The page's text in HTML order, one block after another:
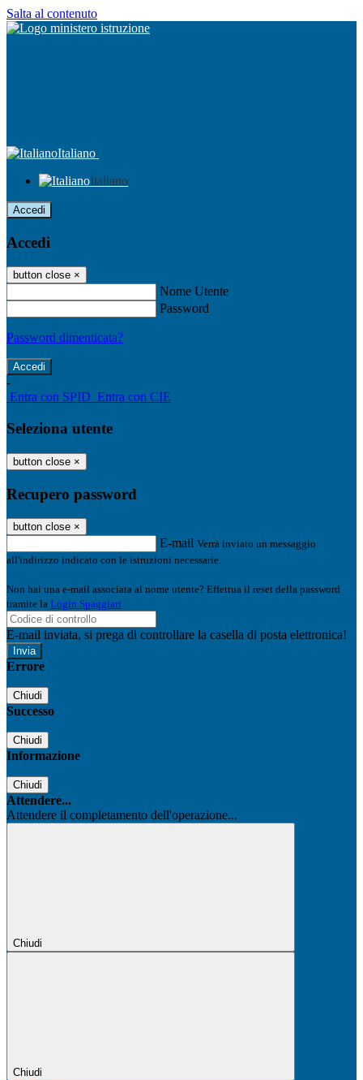
Salta al contenuto
Italiano
Italiano
Accedi
Accedi
button close ×
Nome Utente
Password
Password dimenticata?
-
Entra con SPID Entra con CIE
Seleziona utente
button close ×
Recupero password
button close ×
E-mail Verrà inviato un messaggio
all'indirizzo indicato con le istruzioni necessarie.
Non hai una e-mail associata al nome utente? Effettua il reset della password
tramite la Login Spaggiari
E-mail inviata, si prega di controllare la casella di posta elettronica!
Errore
Chiudi
Successo
Chiudi
Informazione
Chiudi
Attendere...
Attendere il completamento dell'operazione...
Chiudi
Chiudi